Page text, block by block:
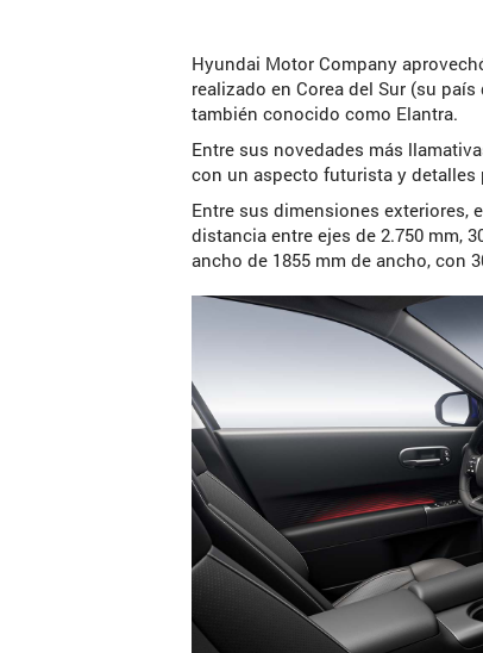
Hyundai Motor Company
realizado en Corea del Sur (su
también conocido como Elantra.
Entre sus novedades más
con un aspecto futurista y detalles
Entre sus dimensiones exteriores,
distancia entre ejes de 2.750 mm,
ancho de 1855 mm de ancho, con